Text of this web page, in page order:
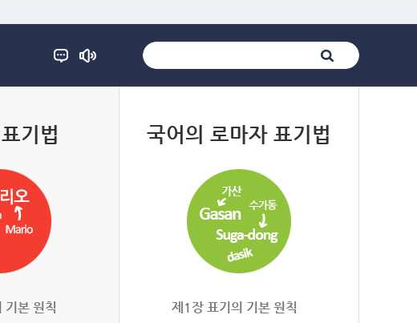
기법
기본 원칙
국어의 로마자 표기법
제1장 표기의 기본 원칙